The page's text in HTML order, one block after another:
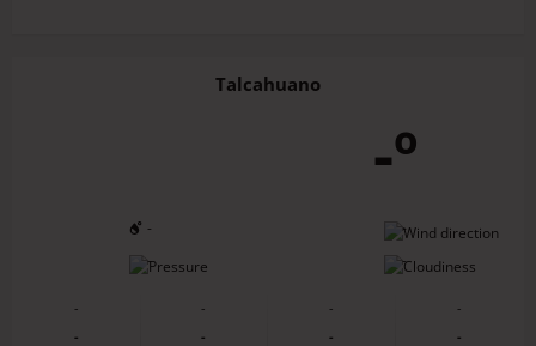
Talcahuano
-º
-
-
-
-
-
-
-
-
-
-
-
-